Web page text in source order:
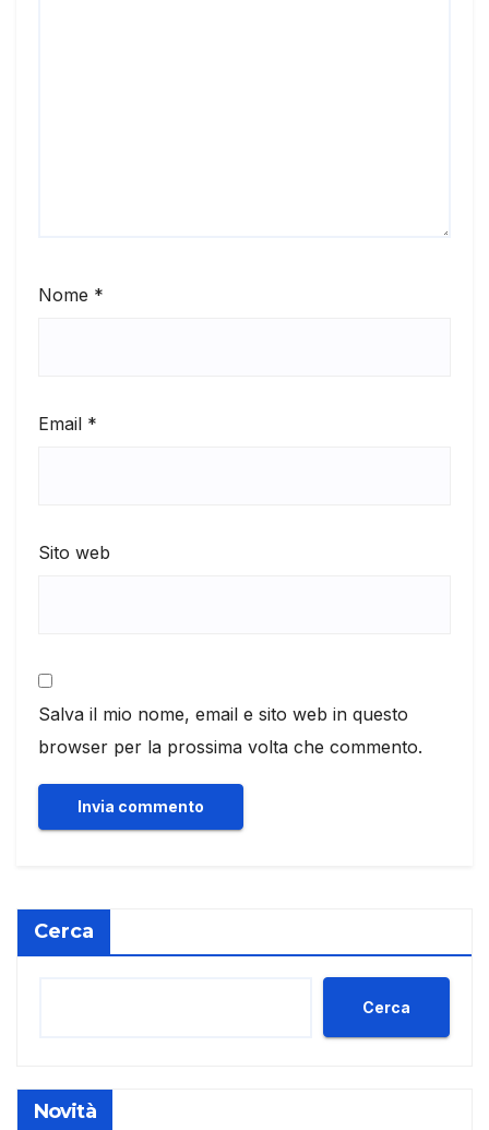
Nome *
Email *
Sito web
Salva il mio nome, email e sito web in questo
browser per la prossima volta che commento.
Cerca
Cerca
Novità